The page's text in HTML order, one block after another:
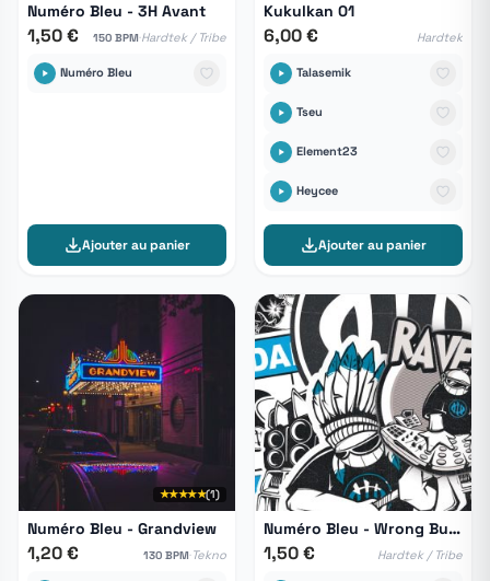
Numéro Bleu - 3H Avant
1,50 € 150 BPM·Hardtek / Tribe
Numéro Bleu
Ajouter au panier
Kukulkan 01
6,00 € Hardtek
Talasemik
Tseu
Element23
Heycee
Ajouter au panier
★★★★★(1)
Numéro Bleu - Grandview
1,20 € 130 BPM·Tekno
Numéro Bleu - Wrong Buffer
1,50 € Hardtek / Tribe